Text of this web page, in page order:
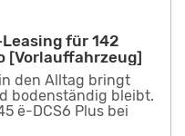
für 142
[Vorlauffahrzeug]
den Alltag bringt
bodenständig bleibt.
ë-DCS6 Plus bei